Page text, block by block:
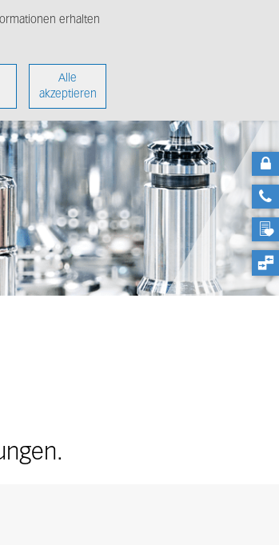
erhalten
Alle
akzeptieren